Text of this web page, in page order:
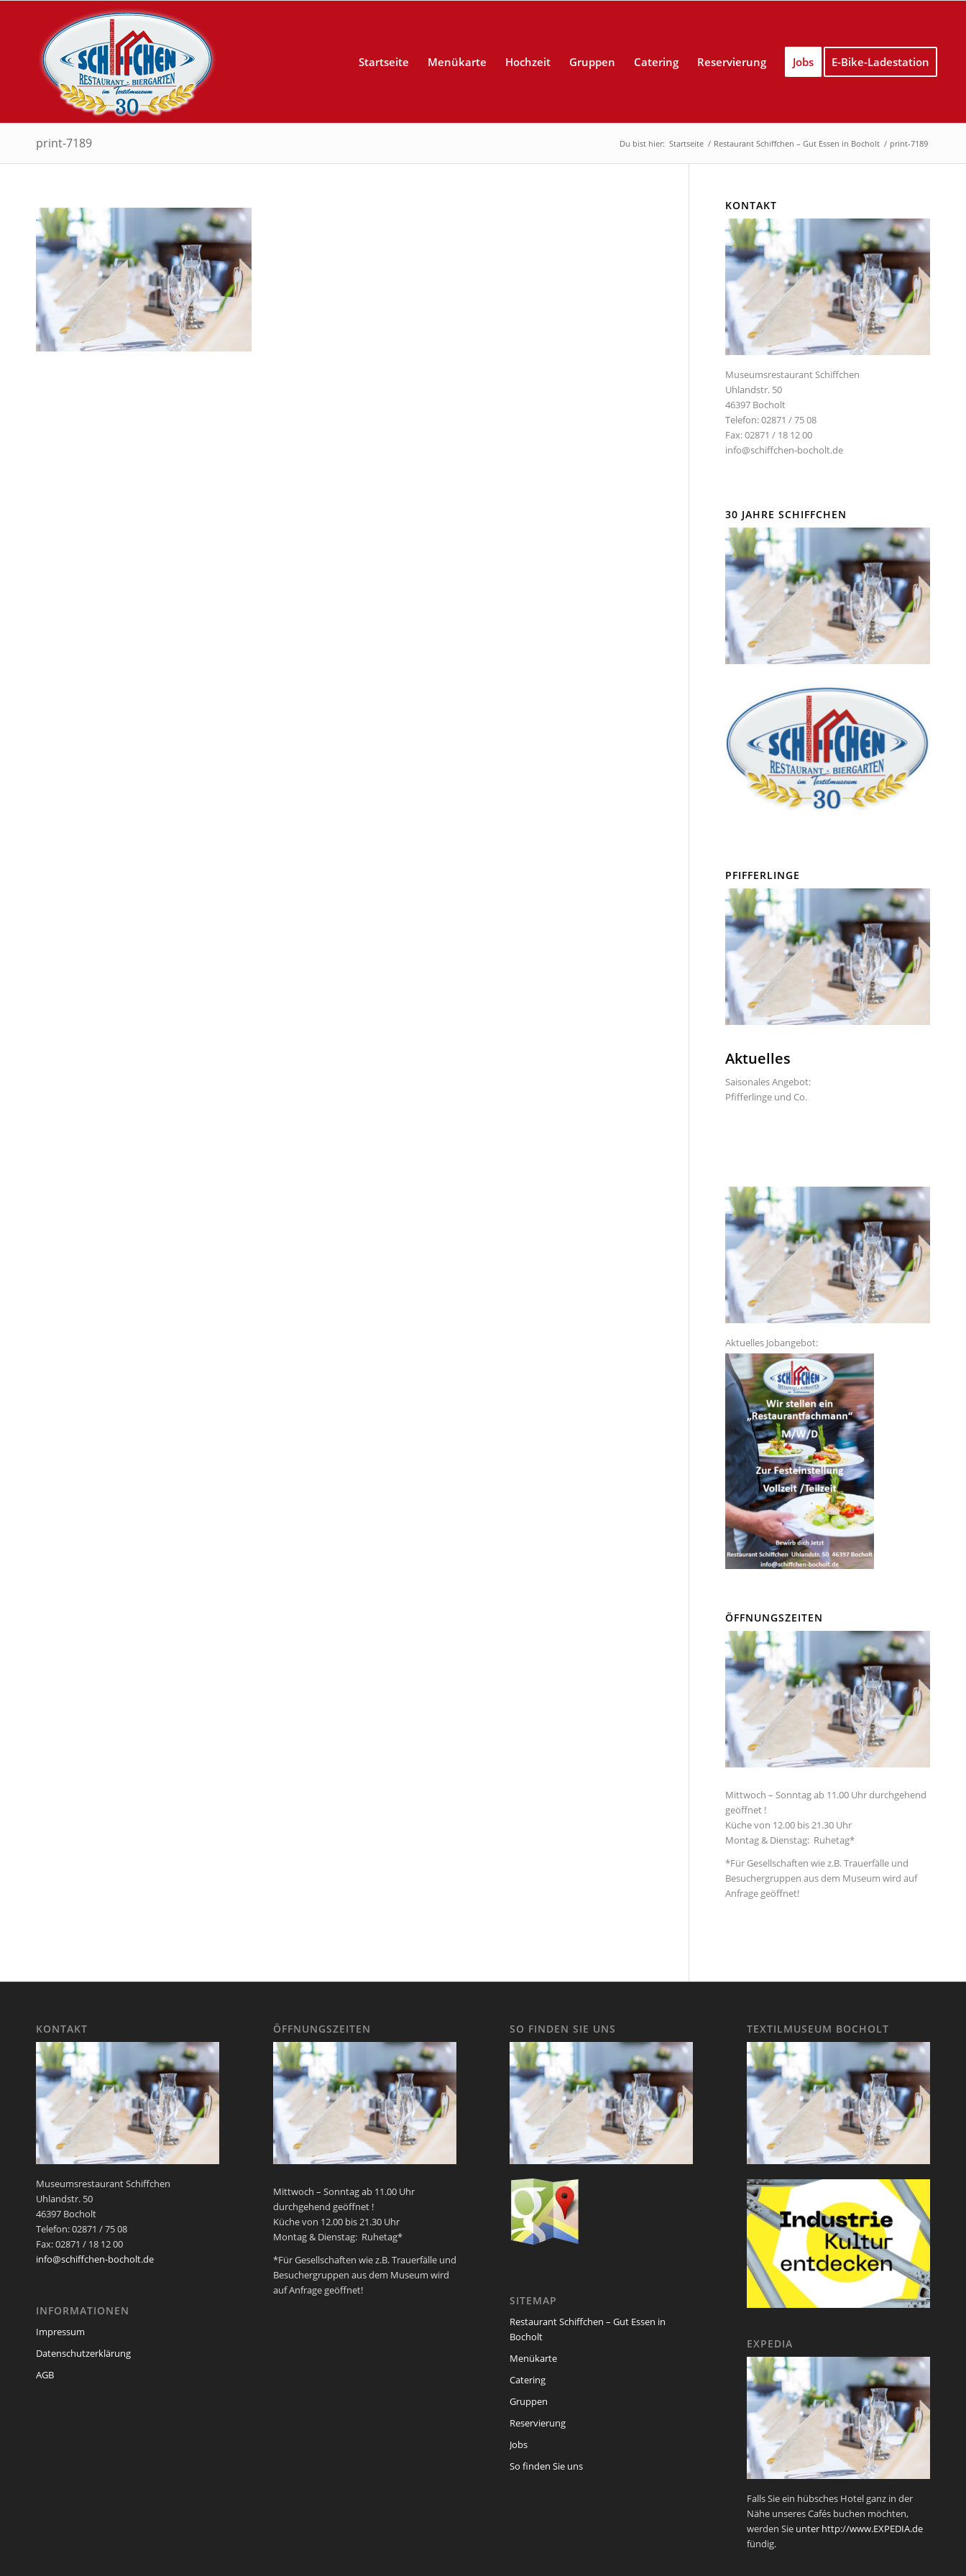
Startseite Menükarte Hochzeit Gruppen Catering Reservierung Jobs E-Bike-Ladestation
print-7189 Du bist hier: Startseite / Restaurant Schiffchen – Gut Essen in Bocholt / print-7189
KONTAKT
Museumsrestaurant Schiffchen
Uhlandstr. 50
46397 Bocholt
Telefon: 02871 / 75 08
Fax: 02871 / 18 12 00
info@schiffchen-bocholt.de
30 JAHRE SCHIFFCHEN
PFIFFERLINGE
Aktuelles
Saisonales Angebot:
Pfifferlinge und Co.
Aktuelles Jobangebot:
ÖFFNUNGSZEITEN
Mittwoch – Sonntag ab 11.00 Uhr durchgehend
geöffnet !
Küche von 12.00 bis 21.30 Uhr
Montag & Dienstag: Ruhetag*
*Für Gesellschaften wie z.B. Trauerfälle und
Besuchergruppen aus dem Museum wird auf
Anfrage geöffnet!
KONTAKT
Museumsrestaurant Schiffchen
Uhlandstr. 50
46397 Bocholt
Telefon: 02871 / 75 08
Fax: 02871 / 18 12 00
info@schiffchen-bocholt.de
INFORMATIONEN
Impressum
Datenschutzerklärung
AGB
ÖFFNUNGSZEITEN
Mittwoch – Sonntag ab 11.00 Uhr
durchgehend geöffnet !
Küche von 12.00 bis 21.30 Uhr
Montag & Dienstag: Ruhetag*
*Für Gesellschaften wie z.B. Trauerfälle und
Besuchergruppen aus dem Museum wird
auf Anfrage geöffnet!
SO FINDEN SIE UNS
SITEMAP
Restaurant Schiffchen – Gut Essen in
Bocholt
Menükarte
Catering
Gruppen
Reservierung
Jobs
So finden Sie uns
TEXTILMUSEUM BOCHOLT
EXPEDIA
Falls Sie ein hübsches Hotel ganz in der
Nähe unseres Cafés buchen möchten,
werden Sie unter http://www.EXPEDIA.de
fündig.